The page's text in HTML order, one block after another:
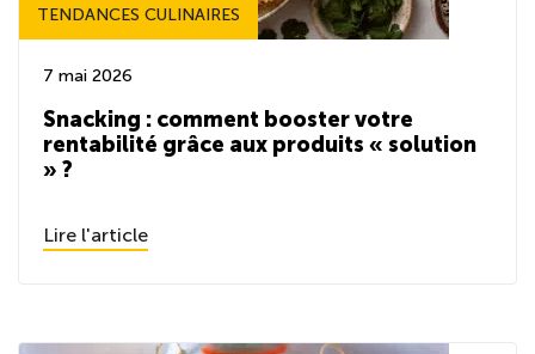
TENDANCES CULINAIRES
7 mai 2026
Snacking : comment booster votre
rentabilité grâce aux produits « solution
» ?
Lire l'article